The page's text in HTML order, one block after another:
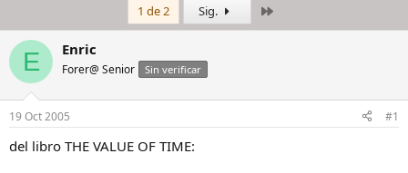
a
d
o
r
d
l
h
i
d
i
n
i
o
1 de 2 Sig.
E Enric
Forer@ Senior Sin verificar
19 Oct 2005 #1
del libro THE VALUE OF TIME: